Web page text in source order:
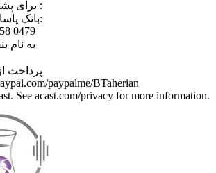
برای پشتیبانی از ایران :
بانک پاسارگارد- شماره:
0479
به نام
پرداخت
paypalme/BTaherian
See acast.com/privacy for more information.